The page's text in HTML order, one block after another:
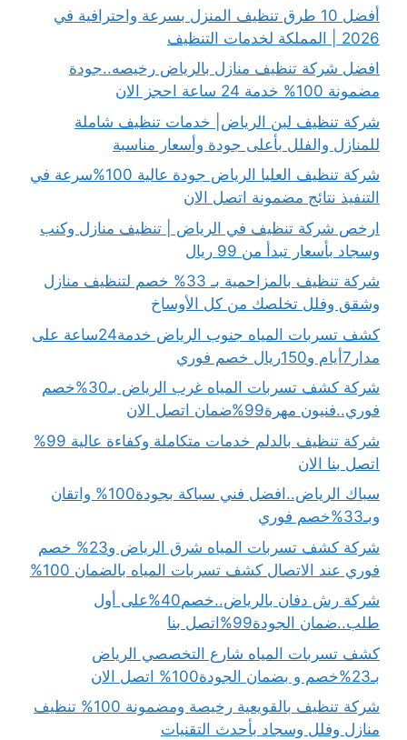
أفضل 10 طرق تنظيف المنزل بسرعة واحترافية في
2026 | المملكة لخدمات التنظيف
افضل شركة تنظيف منازل بالرياض رخيصه..جودة
مضمونة 100% خدمة 24 ساعة احجز الان
شركة تنظيف لبن الرياض| خدمات تنظيف شاملة
للمنازل والفلل بأعلى جودة وأسعار مناسبة
شركة تنظيف العليا الرياض جودة عالية 100%سرعة في
التنفيذ نتائج مضمونة اتصل الان
ارخص شركة تنظيف في الرياض | تنظيف منازل وكنب
وسجاد بأسعار تبدأ من 99 ريال
شركة تنظيف بالمزاحمية بـ 33% خصم لتنظيف منازل
وشقق وفلل تخلصك من كل الأوساخ
كشف تسربات المياه جنوب الرياض خدمة24ساعة على
مدار7أيام و150ريال خصم فوري
شركة كشف تسربات المياه غرب الرياض بـ30%خصم
فوري..فنيون مهرة99%ضمان اتصل الان
شركة تنظيف بالدلم خدمات متكاملة وكفاءة عالية 99%
اتصل بنا الان
سباك الرياض..افضل فني سباكة بجودة100% واتقان
وبـ33%خصم فوري
شركة كشف تسربات المياه شرق الرياض و23% خصم
فوري عند الاتصال كشف تسربات المياه بالضمان 100%
شركة رش دفان بالرياض..خصم40%على أول
طلب..ضمان الجودة99%اتصل بنا
كشف تسربات المياه شارع التخصصي الرياض
بـ23%خصم و بضمان الجودة100% اتصل الان
شركة تنظيف بالقويعية رخيصة ومضمونة 100% تنظيف
منازل وفلل وسجاد بأحدث التقنيات